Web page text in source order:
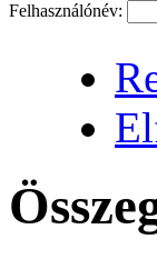
Felhasználónév: